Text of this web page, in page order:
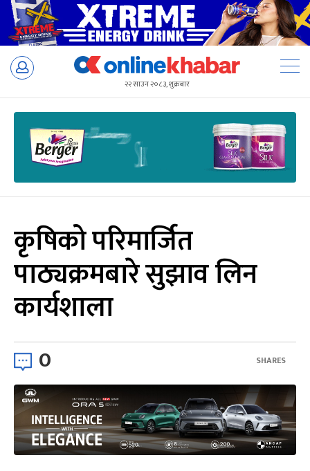
Skip
२२ साउन २०८३, शुक्रबार
कृषिको परिमार्जित
पाठ्यक्रमबारे सुझाव लिन
कार्यशाला
0 SHARES